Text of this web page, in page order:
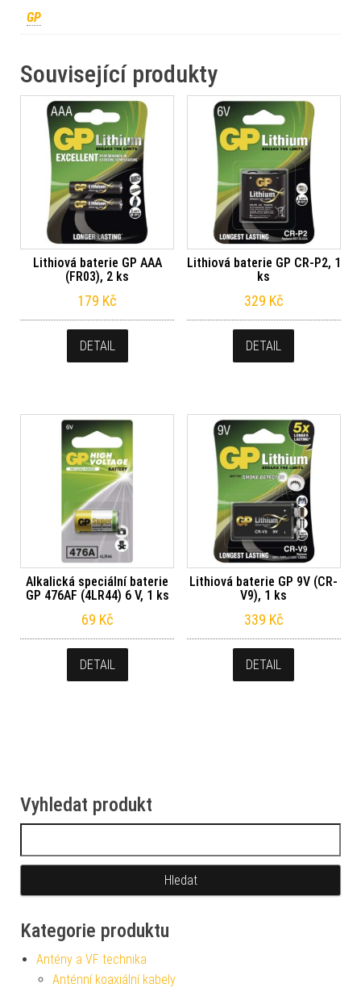
GP
Související produkty
Lithiová baterie GP AAA
(FR03), 2 ks
179 Kč
DETAIL
Lithiová baterie GP CR-P2, 1
ks
329 Kč
DETAIL
Alkalická speciální baterie
GP 476AF (4LR44) 6 V, 1 ks
69 Kč
DETAIL
Lithiová baterie GP 9V (CR-
V9), 1 ks
339 Kč
DETAIL
Vyhledat produkt
Kategorie produktu
Antény a VF technika
Anténní koaxiální kabely